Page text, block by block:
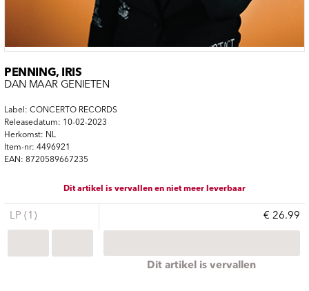
PENNING, IRIS
DAN MAAR GENIETEN
Label: CONCERTO RECORDS
Releasedatum: 10-02-2023
Herkomst: NL
Item-nr: 4496921
EAN: 8720589667235
Dit artikel is vervallen en niet meer leverbaar
LP (1) € 26.99
Dit artikel is vervallen